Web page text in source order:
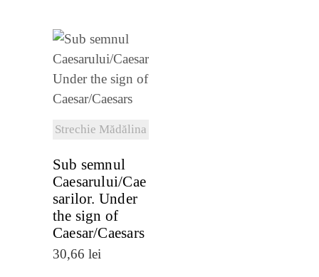
Strechie Mădălina
DETALII
Sub semnul
Caesarului/Cae
sarilor. Under
the sign of
Caesar/Caesars
30,66 lei